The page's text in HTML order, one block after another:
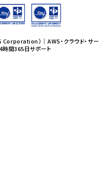
）｜AWS・クラウド・サー
時間365日サポート